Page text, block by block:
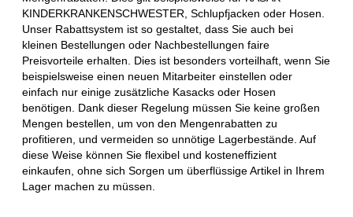
KINDERKRANKENSCHWESTER, Schlupfjacken oder Hosen.
Unser Rabattsystem ist so gestaltet, dass Sie auch bei
kleinen Bestellungen oder Nachbestellungen faire
Preisvorteile erhalten. Dies ist besonders vorteilhaft, wenn Sie
beispielsweise einen neuen Mitarbeiter einstellen oder
einfach nur einige zusätzliche Kasacks oder Hosen
benötigen. Dank dieser Regelung müssen Sie keine großen
Mengen bestellen, um von den Mengenrabatten zu
profitieren, und vermeiden so unnötige Lagerbestände. Auf
diese Weise können Sie flexibel und kosteneffizient
einkaufen, ohne sich Sorgen um überflüssige Artikel in Ihrem
Lager machen zu müssen.